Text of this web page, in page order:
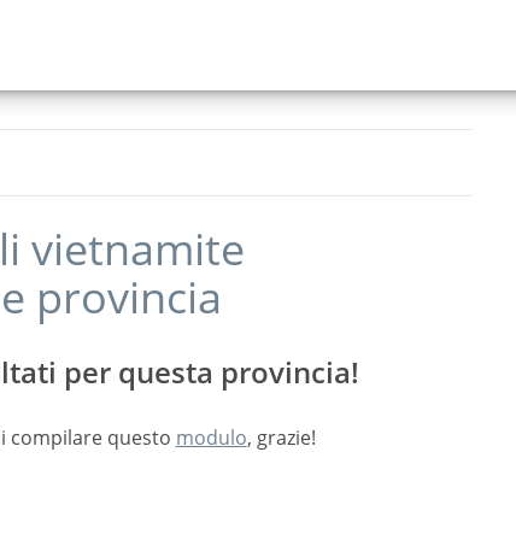
vietnamite
e provincia
per questa provincia!
compilare questo modulo, grazie!